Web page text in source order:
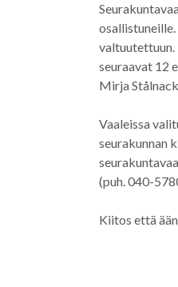
valtuutettuun.
seuraavat 12
Mirja
Vaaleissa
seurakunnan
(puh. 040-
Kiitos että